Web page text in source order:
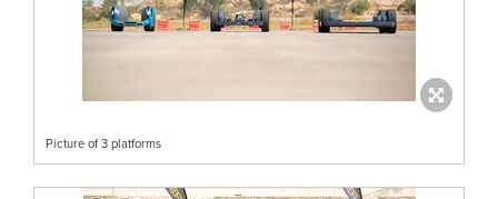
Picture of 3 platforms